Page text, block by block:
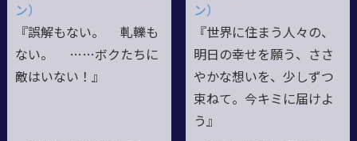
ン）
『誤解もない。 軋轢も
ない。 ……ボクたちに
敵はいない！』
ン）
『世界に住まう人々の、
明日の幸せを願う、ささ
やかな想いを、少しずつ
束ねて。今キミに届けよ
う』